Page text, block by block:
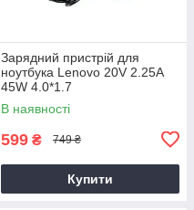
Зарядний пристрій для
ноутбука Lenovo 20V 2.25A
45W 4.0*1.7
В наявності
599 ₴ 749 ₴
Купити